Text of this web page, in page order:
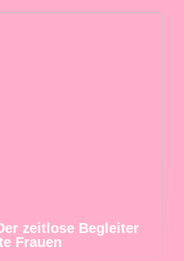
zeitlose Begleiter
Frauen